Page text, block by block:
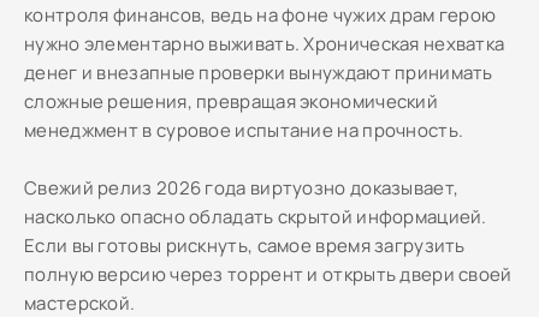
контроля финансов, ведь на фоне чужих драм герою
нужно элементарно выживать. Хроническая нехватка
денег и внезапные проверки вынуждают принимать
сложные решения, превращая экономический
менеджмент в суровое испытание на прочность.
Свежий релиз 2026 года виртуозно доказывает,
насколько опасно обладать скрытой информацией.
Если вы готовы рискнуть, самое время загрузить
полную версию через торрент и открыть двери своей
мастерской.